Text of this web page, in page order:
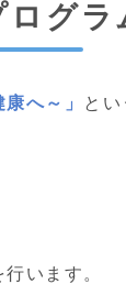
グラ
へ～」
とい
行います。